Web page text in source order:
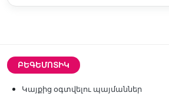
ԲԵԳԵՄՈՏԻԿ
Կայքից օգտվելու պայմաններ